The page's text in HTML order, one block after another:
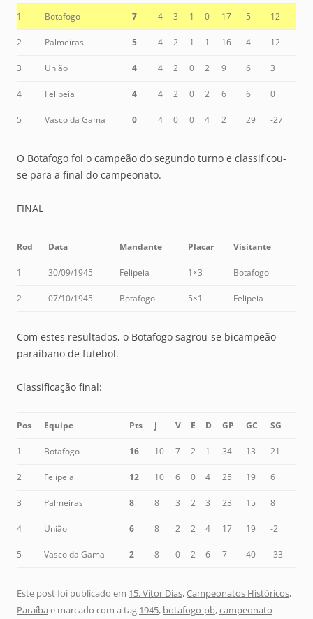
1 Botafogo 7 4 3 1 0 17 5 12
2 Palmeiras 5 4 2 1 1 16 4 12
3 União 4 4 2 0 2 9 6 3
4 Felipeia 4 4 2 0 2 6 6 0
5 Vasco da Gama 0 4 0 0 4 2 29 -27
O Botafogo foi o campeão do segundo turno e classificou-
se para a final do campeonato.
FINAL
Rod Data Mandante Placar Visitante
1 30/09/1945 Felipeia 1×3 Botafogo
2 07/10/1945 Botafogo 5×1 Felipeia
Com estes resultados, o Botafogo sagrou-se bicampeão
paraibano de futebol.
Classificação final:
Pos Equipe Pts J V E D GP GC SG
1 Botafogo 16 10 7 2 1 34 13 21
2 Felipeia 12 10 6 0 4 25 19 6
3 Palmeiras 8 8 3 2 3 23 15 8
4 União 6 8 2 2 4 17 19 -2
5 Vasco da Gama 2 8 0 2 6 7 40 -33
Este post foi publicado em 15. Vítor Dias,Campeonatos Históricos,
Paraíba e marcado com a tag 1945, botafogo-pb,campeonato